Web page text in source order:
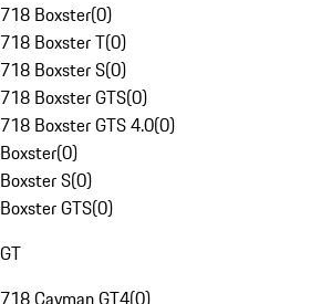
718 Boxster(0)
718 Boxster T(0)
718 Boxster S(0)
718 Boxster GTS(0)
718 Boxster GTS 4.0(0)
Boxster(0)
Boxster S(0)
Boxster GTS(0)
GT
718 Cayman GT4(0)